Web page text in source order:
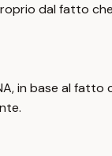
dal fatto
in base al fatto